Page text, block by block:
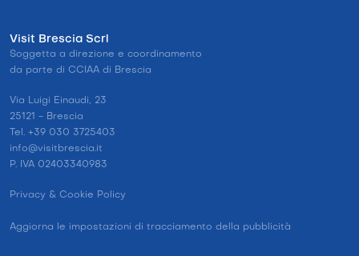
Visit Brescia Scrl
Soggetta a direzione e coordinamento
da parte di CCIAA di Brescia
Via Luigi Einaudi, 23
25121 - Brescia
Tel. +39 030 3725403
info@visitbrescia.it
P. IVA 02403340983
Privacy & Cookie Policy
Aggiorna le impostazioni di tracciamento della pubblicità